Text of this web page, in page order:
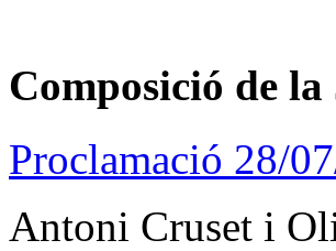
Composició de
Proclamació 28/
Antoni Cruset i